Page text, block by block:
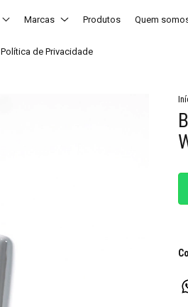
Marcas Produtos Quem
Política de Privacidade